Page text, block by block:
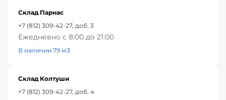
Склад Парнас
+7 (812) 309-42-27, доб. 3
Ежедневно с 8:00 до 21:00
В наличии 79 м3
Склад Колтуши
+7 (812) 309-42-27, доб. 4